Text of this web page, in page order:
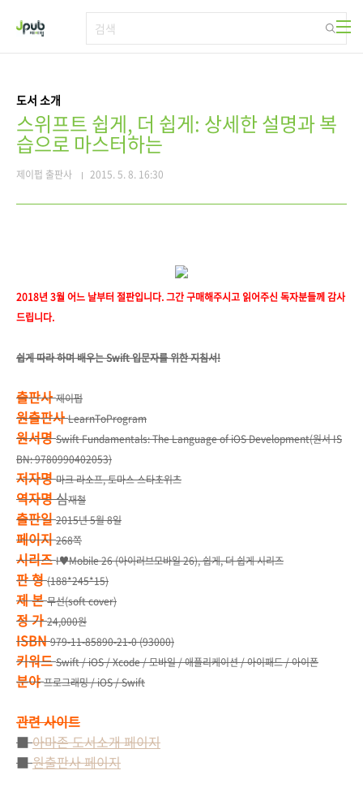
도서 소개
스위프트 쉽게, 더 쉽게: 상세한 설명과 복
습으로 마스터하는
제이펍 출판사 2015. 5. 8. 16:30
2018년 3월 어느 날부터 절판입니다. 그간 구매해주시고 읽어주신 독자분들께 감사
드립니다.
쉽게 따라 하며 배우는 Swift 입문자를 위한 지침서!
출판사 제이펍
원출판사 LearnToProgram
원서명 Swift Fundamentals: The Language of iOS Development(원서 IS
BN: 9780990402053)
저자명 마크 라소프, 토마스 스타초위츠
역자명심재철
출판일 2015년 5월 8일
페이지 268쪽
시리즈 I♥Mobile 26 (아이러브모바일 26), 쉽게, 더 쉽게 시리즈
판 형 (188*245*15)
제 본 무선(soft cover)
정 가 24,000원
ISBN 979-11-85890-21-0 (93000)
키워드 Swift / iOS / Xcode / 모바일 / 애플리케이션 / 아이패드 / 아이폰
분야 프로그래밍 / iOS / Swift
관련 사이트
■아마존 도서소개 페이지
■원출판사 페이지